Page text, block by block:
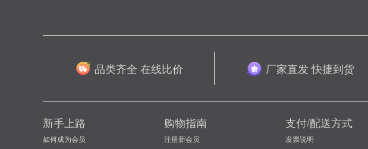
品类齐全 在线比价 厂家直发 快捷到货
新手上路
如何成为会员
购物指南
注册新会员
支付/配送方式
发票说明